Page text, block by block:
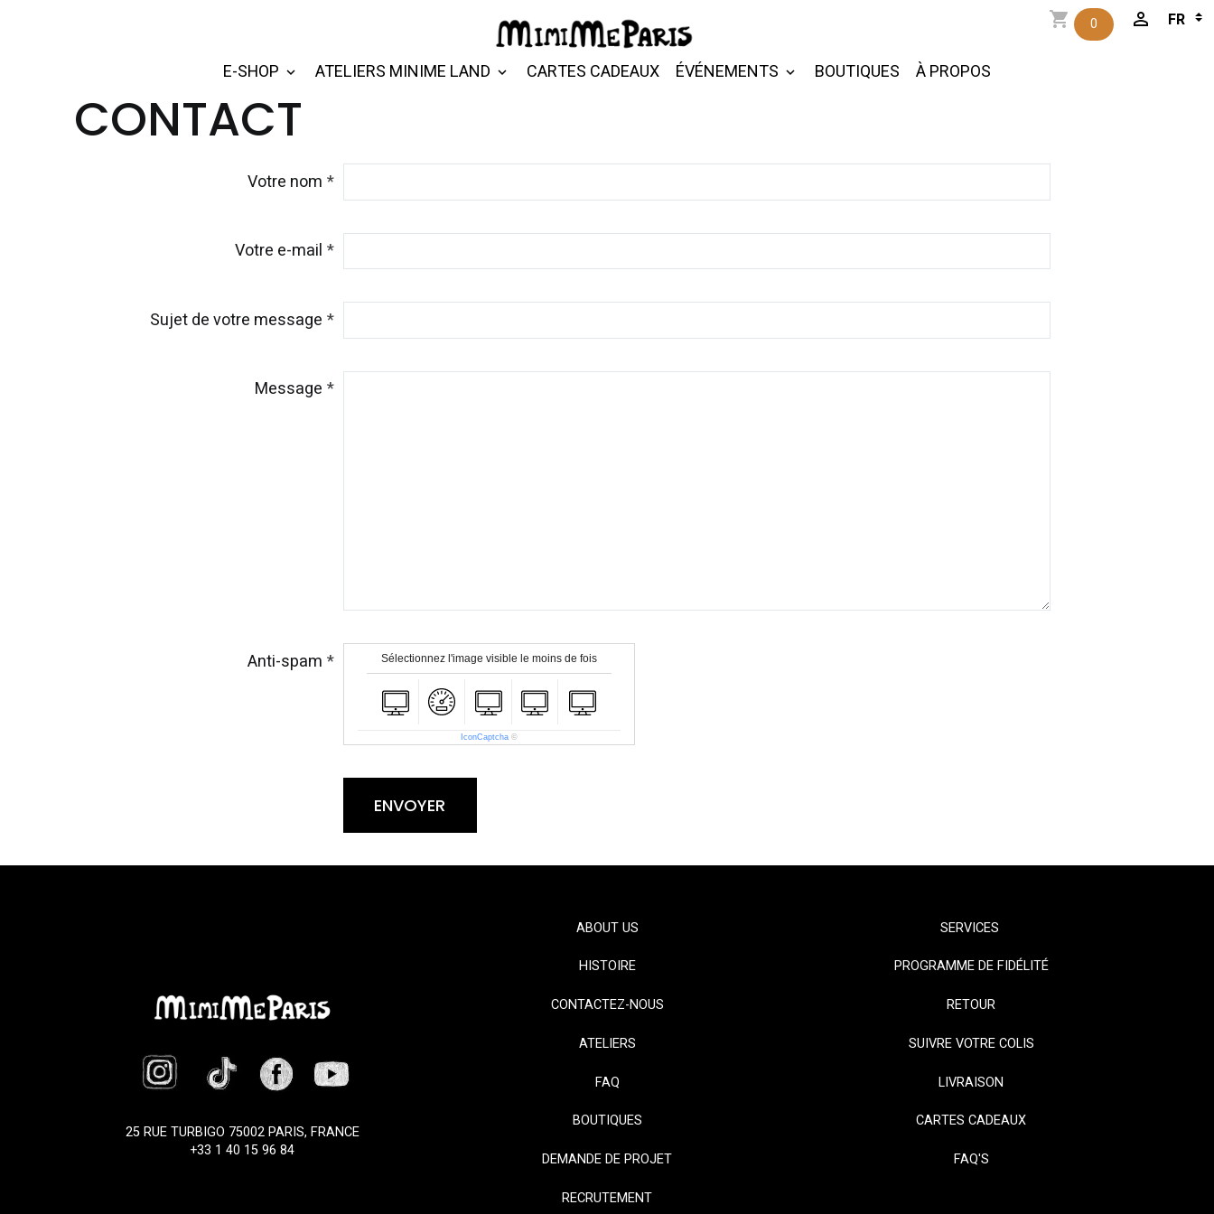
E-SHOP ATELIERS MINIME LAND CARTES CADEAUX ÉVÉNEMENTS BOUTIQUES À PROPOS
0
CONTACT
Votre nom
Votre e-mail
Sujet de votre message
Message
Anti-spam Sélectionnez l'image visible le moins de fois
IconCaptcha©
ENVOYER
25 RUE TURBIGO 75002 PARIS, FRANCE
+33 1 40 15 96 84
ABOUT US
HISTOIRE
CONTACTEZ-NOUS
ATELIERS
FAQ
BOUTIQUES
DEMANDE DE PROJET
RECRUTEMENT
SERVICES
PROGRAMME DE FIDÉLITÉ
RETOUR
SUIVRE VOTRE COLIS
LIVRAISON
CARTES CADEAUX
FAQ'S